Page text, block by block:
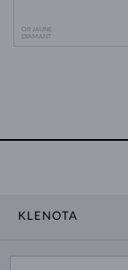
OR JAUNE
DIAMANT
KLENOTA